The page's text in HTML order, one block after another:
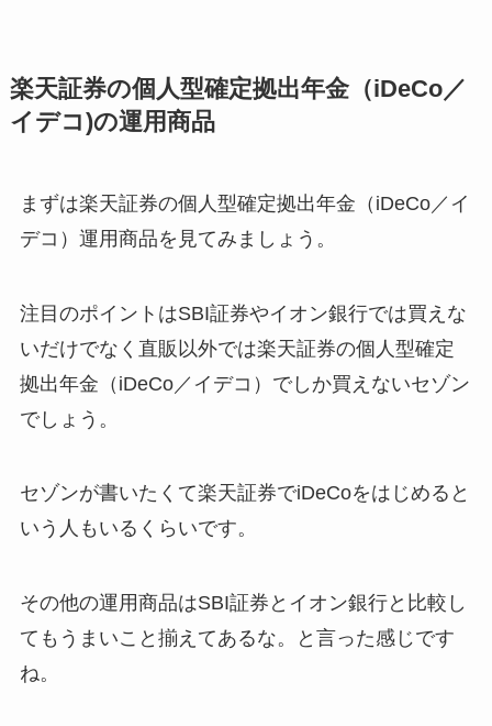
楽天証券の個人型確定拠出年金（iDeCo／
イデコ)の運用商品
まずは楽天証券の個人型確定拠出年金（iDeCo／イ
デコ）運用商品を見てみましょう。
注目のポイントはSBI証券やイオン銀行では買えな
いだけでなく直販以外では楽天証券の個人型確定
拠出年金（iDeCo／イデコ）でしか買えないセゾン
でしょう。
セゾンが書いたくて楽天証券でiDeCoをはじめると
いう人もいるくらいです。
その他の運用商品はSBI証券とイオン銀行と比較し
てもうまいこと揃えてあるな。と言った感じです
ね。